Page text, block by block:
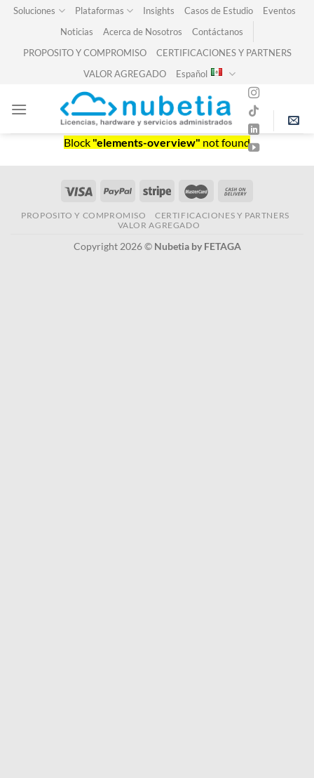
SkipSoluciones Plataformas Insights Casos de Estudio
Eventos
Noticias
Acerca de Nosotros
Contáctanos
PROPOSITO Y COMPROMISO
CERTIFICACIONES Y PARTNERS
VALOR AGREGADO
Español
Block "elements-overview" not found
PROPOSITO Y COMPROMISO
CERTIFICACIONES Y PARTNERS
VALOR AGREGADO
Copyright 2026 © Nubetia by FETAGA